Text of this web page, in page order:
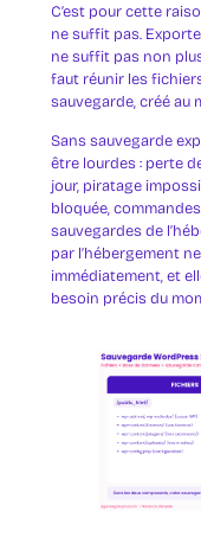
C’est pour cette
ne suffit pas.
ne suffit pas non
faut réunir les
sauvegarde, créé au
Sans sauvegarde
être lourdes : perte
jour, piratage
bloquée,
sauvegardes de
par l’hébergement
immédiatement, et
besoin précis du